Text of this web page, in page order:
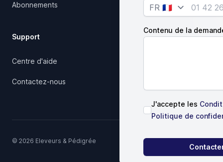
Country
Contenu de la
J'accepte les
Politique de
Abonnements
Support
Centre d'aide
Contactez-nous
Notre charte qualité
© 2026 Eleveurs & Pédigrée